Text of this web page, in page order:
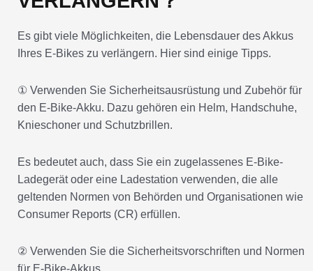
Ihres E-Bikes zu verlängern. Hier sind einige Tipps.
den E-Bike-Akku. Dazu gehören ein Helm, Handschuhe,
Knieschoner und Schutzbrillen.
Ladegerät oder eine Ladestation verwenden, die alle
geltenden Normen von Behörden und Organisationen wie
Consumer Reports (CR) erfüllen.
für E-Bike-Akkus.